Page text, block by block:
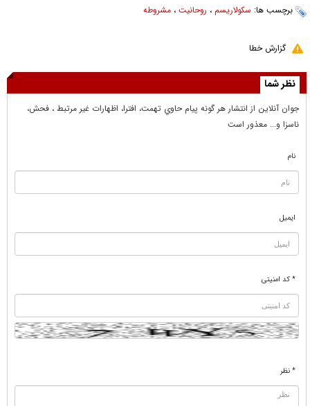
برچسب ها: سکولاریسم ، روحانیت ، مشروطه
گزارش خطا
نظر شما
جوان آنلاين از انتشار هر گونه پيام حاوي تهمت، افترا، اظهارات غير مرتبط ، فحش،
ناسزا و... معذور است
نام
ایمیل
* کد امنیتی
* نظر